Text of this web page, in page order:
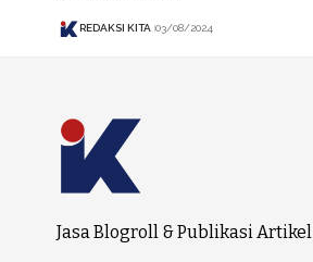
REDAKSI KITA 03/08/2024
Jasa Blogroll & Publikasi Artikel